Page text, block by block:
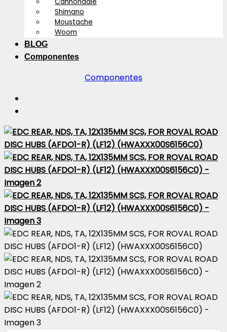
Shimano
Moustache
Woom
BLOG
Componentes
Componentes